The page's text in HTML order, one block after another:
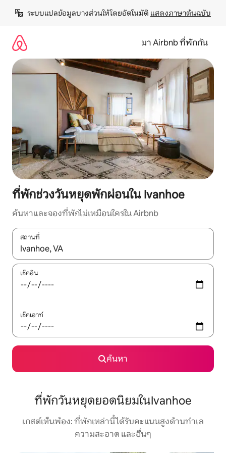
เนื้อหา
ระบบแปลข้อมูลบางส่วนให้โดยอัตโนมัติ แสดงภาษาต้นฉบับ
มา Airbnb ที่พักกัน
ที่พักช่วงวันหยุดพักผ่อนใน Ivanhoe
ค้นหาและจองที่พักไม่เหมือนใครใน Airbnb
สถานที่
ใช้ลูกศรขึ้นลง หรือใช้การสัมผัสหรือปัด เพื่อสำรวจผลการค้นหา
เช็คอิน
เช็คเอาท์
ค้นหา
ที่พักวันหยุดยอดนิยมในIvanhoe
เกสต์เห็นพ้อง: ที่พักเหล่านี้ได้รับคะแนนสูงด้านทำเล
ความสะอาด และอื่นๆ